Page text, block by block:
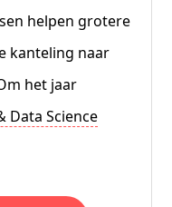
helpen grotere
kanteling naar
het jaar
Data Science